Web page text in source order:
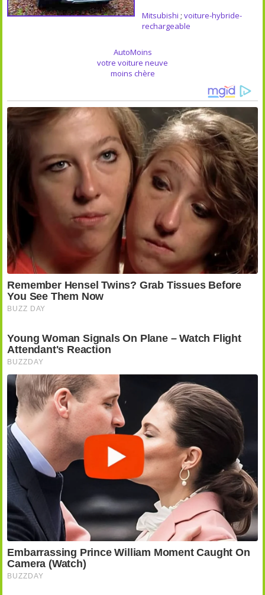
Mitsubishi ; voiture-hybride-
rechargeable
AutoMoins
votre voiture neuve
moins chère